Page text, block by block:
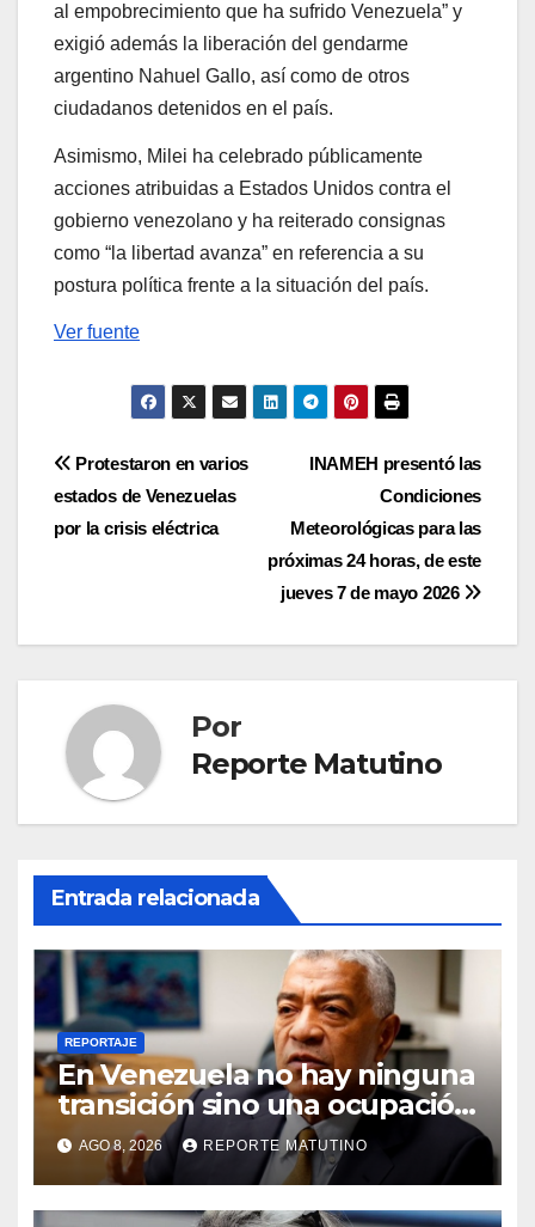
al empobrecimiento que ha sufrido Venezuela” y
exigió además la liberación del gendarme
argentino Nahuel Gallo, así como de otros
ciudadanos detenidos en el país.
Asimismo, Milei ha celebrado públicamente
acciones atribuidas a Estados Unidos contra el
gobierno venezolano y ha reiterado consignas
como “la libertad avanza” en referencia a su
postura política frente a la situación del país.
Ver fuente
Navegación
de
INAMEH presentó las
Condiciones
Meteorológicas para las
próximas 24 horas, de este
jueves 7 de mayo 2026
Protestaron en varios
estados de Venezuelas
por la crisis eléctrica
Por
Reporte Matutino
Entrada relacionada
REPORTAJE
En Venezuela no hay ninguna
transición sino una ocupación
a la fuerza
AGO 8, 2026 REPORTE MATUTINO